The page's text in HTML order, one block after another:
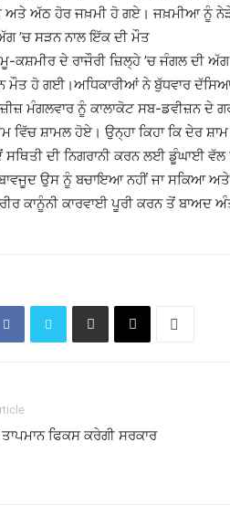
ਅੱਠ ਹੋਰ ਜਖ਼ਮੀ ਹੋ ਗਏ। ਜਖ਼ਮੀਆ ਨੂੰ
’ਚ ਸੜਨ ਨਾਲ ਇੱਕ ਦੀ ਮੌਤ
ਕਸ਼ਮੀਰ ਦੇ ਰਾਜੌਰੀ ਜ਼ਿਲ੍ਹੇ ’ਚ ਜੰਗਲ ਦੀ
ਮੌਤ ਹੋ ਗਈ।ਅਧਿਕਾਰੀਆਂ ਨੇ ਬੁੱਧਵਾਰ
ਮੰਗਲਵਾਰ ਨੂੰ ਕਾਲਾਕੋਟ ਸਬ-ਡਵੀਜ਼ਨ ਦੇ
ਵਿੱਚ ਸ਼ਾਮਲ ਹੋਏ। ਉਨ੍ਹਾ ਕਿਹਾ ਕਿ ਦੇਰ
ਦੀ ਨਿਗਰਾਨੀ ਕਰਨ ਲਈ ਡੂੰਘਾਈ
ਉਸ ਨੂੰ ਬਚਾਇਆ ਨਹੀਂ ਜਾ ਸਕਿਆ
ਕਾਨੂੰਨੀ ਕਾਰਵਾਈ ਪੂਰੀ ਕਰਨ ਤੋਂ ਬਾਅਦ
ਫਿਕਸ ਕਰੇਗੀ ਸਰਕਾਰ